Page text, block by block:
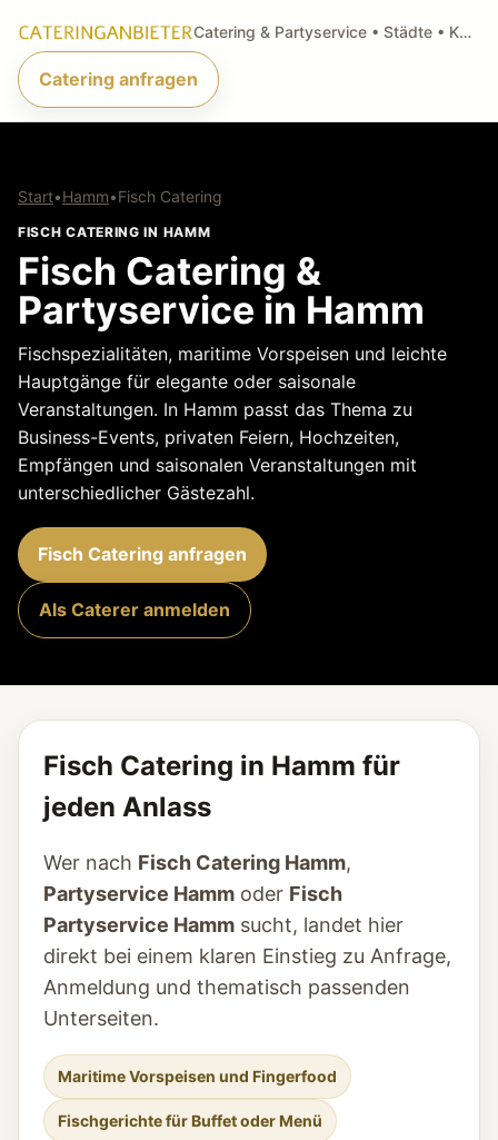
Catering & Partyservice • Städte • Küchenarten • Anfragen
Catering anfragen
Start•Hamm•Fisch Catering
FISCH CATERING IN HAMM
Fisch Catering &
Partyservice in Hamm
Fischspezialitäten, maritime Vorspeisen und leichte
Hauptgänge für elegante oder saisonale
Veranstaltungen. In Hamm passt das Thema zu
Business-Events, privaten Feiern, Hochzeiten,
Empfängen und saisonalen Veranstaltungen mit
unterschiedlicher Gästezahl.
Fisch Catering anfragen
Als Caterer anmelden
Fisch Catering in Hamm für
jeden Anlass
Wer nach Fisch Catering Hamm,
Partyservice Hamm oder Fisch
Partyservice Hamm sucht, landet hier
direkt bei einem klaren Einstieg zu Anfrage,
Anmeldung und thematisch passenden
Unterseiten.
Maritime Vorspeisen und Fingerfood
Fischgerichte für Buffet oder Menü